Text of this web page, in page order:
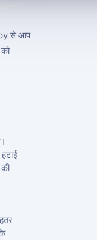
से आप